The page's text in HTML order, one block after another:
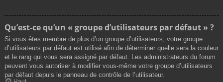
Qu’est-ce qu’un « groupe d’utilisateurs par défaut » ?
Si vous êtes membre de plus d’un groupe d’utilisateurs, votre groupe
d’utilisateurs par défaut est utilisé afin de déterminer quelle sera la couleur
et le rang qui vous sera assigné par défaut. Les administrateurs du forum
peuvent vous autoriser à modifier vous-même votre groupe d’utilisateurs
par défaut depuis le panneau de contrôle de l’utilisateur.